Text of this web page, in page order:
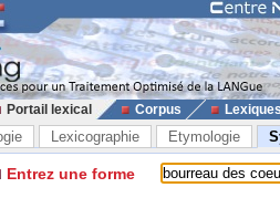
Portail lexical Corpus
Lexicographie Etymologie
Entrez une forme